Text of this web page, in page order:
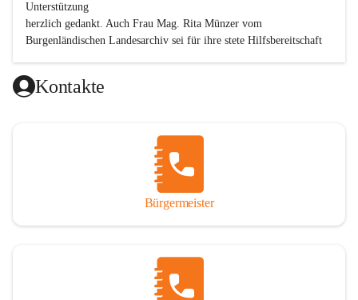
Unterstützung
herzlich gedankt. Auch Frau Mag. Rita Münzer vom
Burgenländischen Landesarchiv sei für ihre stete Hilfsbereitschaft
Dank gilt den Textautoren dieser Chronik, dem kleinen
Redaktionsteam, für die gute Zusammenarbeit.
gedankt werden, die durch ihre Erinnerungen, Informationen und
durch das Überlassen von Fotos und Dokumenten zum Gesamtbild
dieses Buches wesentlich beigetragen haben.
Der Zeitdruck war enorm, um das Werk auch zeitgerecht für das
Jubiläumsjahr abschließen zu können. Daher mag um Nachsicht
Ausführlichkeit behandelt erscheinen, oder auch der eine oder
andere Fehler unterlief. Die Autoren haben nach ihren
individuellen Möglichkeiten mit bestem Wissen und Gewissen
Kontakte
Bürgermeister